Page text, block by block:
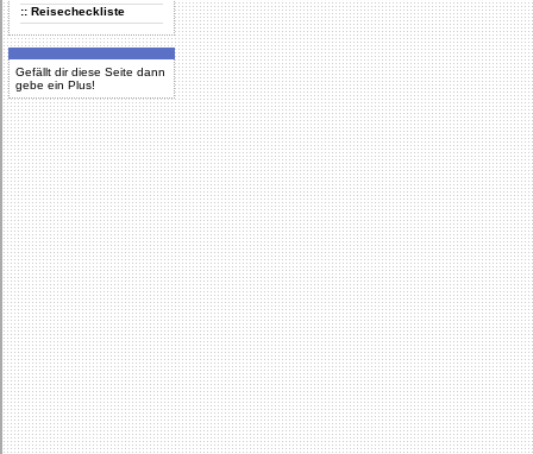
:: Reisecheckliste
Gefällt dir diese Seite dann
gebe ein Plus!